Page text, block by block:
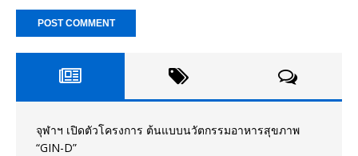
จุฬาฯ เปิดตัวโครงการ ต้นแบบนวัตกรรมอาหารสุขภาพ
“GIN-D”